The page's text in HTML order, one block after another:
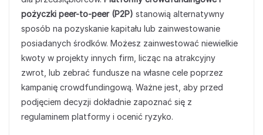
pożyczki peer-to-peer (P2P) stanowią alternatywny
sposób na pozyskanie kapitału lub zainwestowanie
posiadanych środków. Możesz zainwestować niewielkie
kwoty w projekty innych firm, licząc na atrakcyjny
zwrot, lub zebrać fundusze na własne cele poprzez
kampanię crowdfundingową. Ważne jest, aby przed
podjęciem decyzji dokładnie zapoznać się z
regulaminem platformy i ocenić ryzyko.